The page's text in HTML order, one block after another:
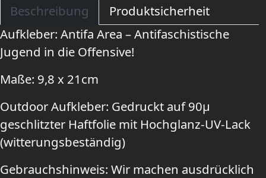
Beschreibung
Produktsicherheit
Aufkleber: Antifa Area – Antifaschistische
Jugend in die Offensive!
Maße: 9,8 x 21cm
Outdoor Aufkleber: Gedruckt auf 90µ
geschlitzter Haftfolie mit Hochglanz-UV-Lack
(witterungsbeständig)
Gebrauchshinweis: Wir machen ausdrücklich